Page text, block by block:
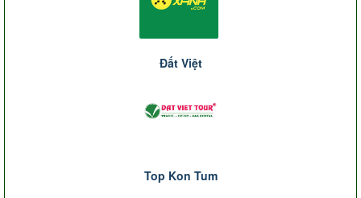
Đất Việt
Top Kon Tum